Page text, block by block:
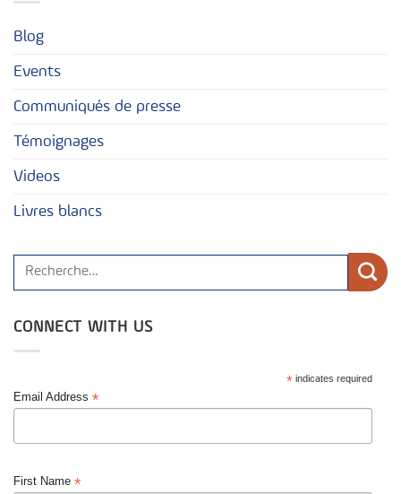
Blog
Events
Communiqués de presse
Témoignages
Videos
Livres blancs
CONNECT WITH US
* indicates required
Email Address *
First Name *